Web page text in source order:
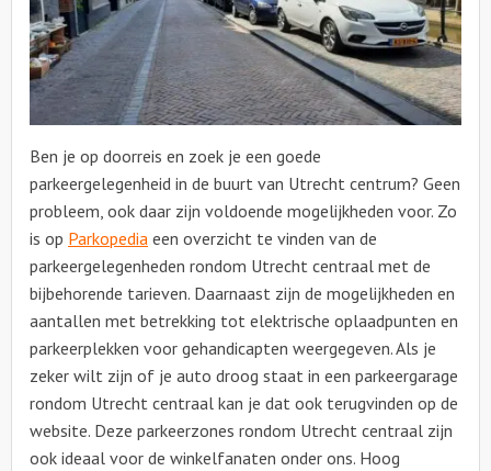
Ben je op doorreis en zoek je een goede
parkeergelegenheid in de buurt van Utrecht centrum? Geen
probleem, ook daar zijn voldoende mogelijkheden voor. Zo
is op Parkopedia een overzicht te vinden van de
parkeergelegenheden rondom Utrecht centraal met de
bijbehorende tarieven. Daarnaast zijn de mogelijkheden en
aantallen met betrekking tot elektrische oplaadpunten en
parkeerplekken voor gehandicapten weergegeven. Als je
zeker wilt zijn of je auto droog staat in een parkeergarage
rondom Utrecht centraal kan je dat ook terugvinden op de
website. Deze parkeerzones rondom Utrecht centraal zijn
ook ideaal voor de winkelfanaten onder ons. Hoog